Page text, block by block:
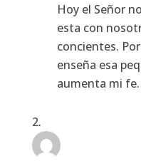
Hoy el Señor
esta con
concientes.
enseña esa
aumenta mi